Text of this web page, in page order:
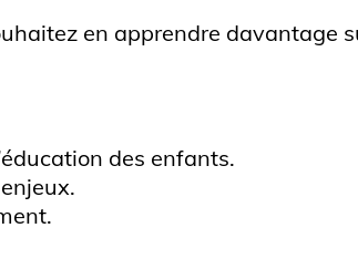
en apprendre davantage
des enfants.